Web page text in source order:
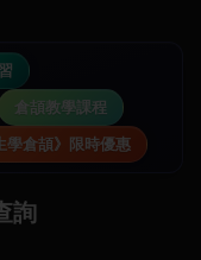
倉頡教學課程
學倉頡》限時優惠
詢